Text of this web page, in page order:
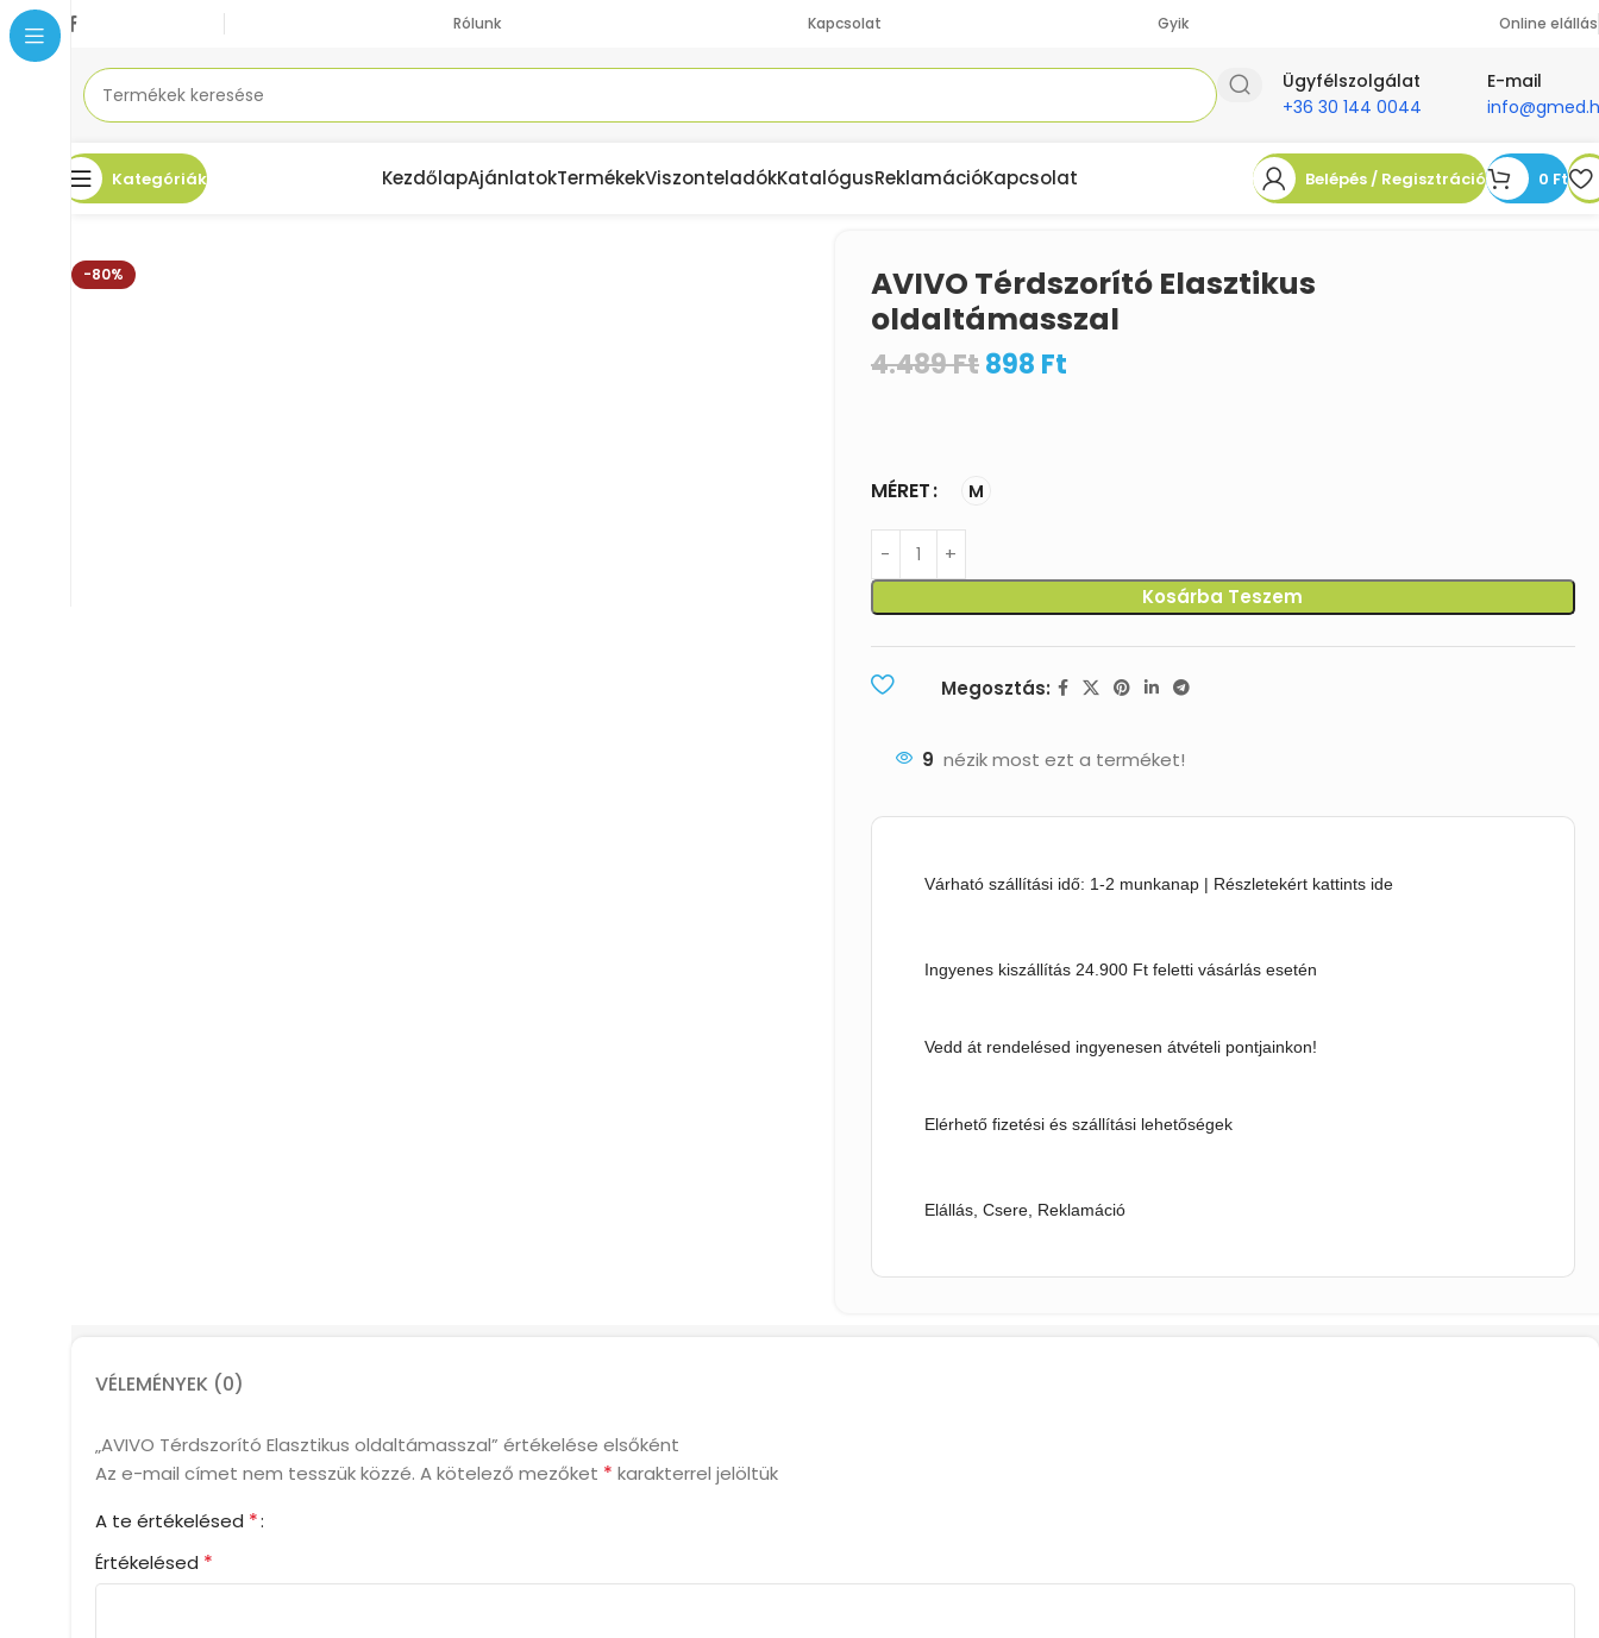
Rólunk Kapcsolat Gyik Online elállás
Ügyfélszolgálat
+36 30 144 0044
E-mail
Kategóriák KezdőlapAjánlatokTermékekViszonteladókKatalógusReklamációKapcsolat Belépés / Regisztráció 0 Ft
Kezdőlap Akciók AVIVO Térdszorító Elasztikus oldaltámasszal
-80%
AVIVO Térdszorító Elasztikus
oldaltámasszal
4.489Ft898 Ft
MÉRET M
Kosárba Teszem
Megosztás:
9 nézik most ezt a terméket!
Várható szállítási idő: 1-2 munkanap | Részletekért kattints ide
Ingyenes kiszállítás 24.900 Ft feletti vásárlás esetén
Vedd át rendelésed ingyenesen átvételi pontjainkon!
Elérhető fizetési és szállítási lehetőségek
Elállás, Csere, Reklamáció
VÉLEMÉNYEK (0)
„AVIVO Térdszorító Elasztikus oldaltámasszal” értékelése elsőként
Az e-mail címet nem tesszük közzé. A kötelező mezőket * karakterrel jelöltük
A te értékelésed *
Értékelésed *